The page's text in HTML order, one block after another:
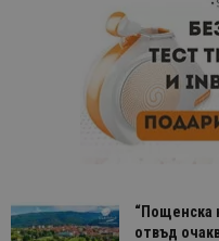
“Пощенска
отвъд